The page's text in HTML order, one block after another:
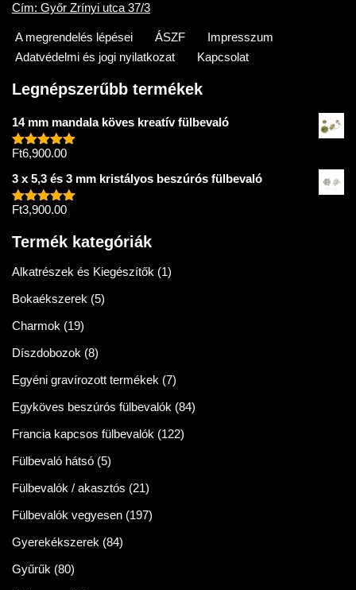
Cím: Győr Zrínyi utca 37/3
A megrendelés lépései ÁSZF
Impresszum
Adatvédelmi és jogi nyilatkozat
Kapcsolat
Legnépszerűbb termékek
14 mm mandala köves kreatív fülbevaló
Értékelés:
Ft6,900.00
3 x 5,3 és 3 mm kristályos beszúrós fülbevaló
Értékelés:
Ft3,900.00
Termék kategóriák
Alkatrészek és Kiegészítők (1)
Bokaékszerek (5)
Charmok (19)
Díszdobozok (8)
Egyéni gravírozott termékek (7)
Egyköves beszúrós fülbevalók (84)
Francia kapcsos fülbevalók (122)
Fülbevaló hátsó (5)
Fülbevalók / akasztós (21)
Fülbevalók vegyesen (197)
Gyerekékszerek (84)
Gyűrűk (80)